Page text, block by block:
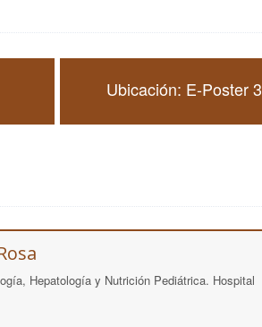
Ubicación: E-Poster 3
Hepatología y Nutrición Pediátrica. Hospital